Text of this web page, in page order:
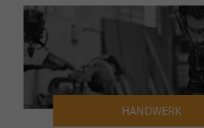
HANDWERK